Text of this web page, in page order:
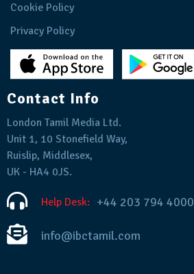
Cookie Policy
Privacy Policy
Contact Info
London Tamil Media Ltd.
Unit 1, 10 Stonefield Way,
Ruislip, Middlesex,
UK - HA4 0JS.
Help Desk: +44 203 794 4000
info@ibctamil.com